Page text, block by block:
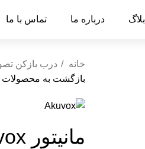
بلاگ درباره ما تماس با ما
خانه درب بازکن
بازگشت به محصولات
مانیتور Akuvox مدل S565